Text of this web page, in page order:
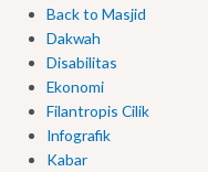
Back to Masjid
Dakwah
Disabilitas
Ekonomi
Filantropis Cilik
Infografik
Kabar